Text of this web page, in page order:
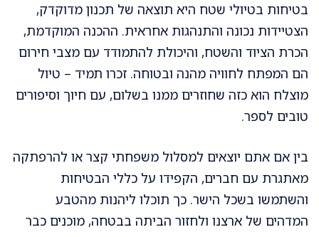
בטיחות בטיולי שטח היא תוצאה של תכנון מדוקדק,
הצטיידות נכונה והתנהגות אחראית. ההכנה המוקדמת,
הכרת הציוד והשטח, והיכולת להתמודד עם מצבי חירום
הם המפתח לחוויה מהנה ובטוחה. זכרו תמיד – טיול
מוצלח הוא כזה שחוזרים ממנו בשלום, עם חיוך וסיפורים
טובים לספר.
בין אם אתם יוצאים למסלול משפחתי קצר או להרפתקה
מאתגרת עם חברים, הקפידו על כללי הבטיחות
והשתמשו בשכל הישר. כך תוכלו ליהנות מהטבע
המדהים של ארצנו ולחזור הביתה בבטחה, מוכנים כבר